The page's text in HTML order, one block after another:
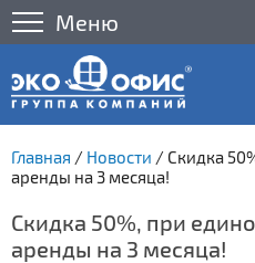
Меню
Главная / Новости / Скидка
аренды на 3 месяца!
Скидка 50%, при
аренды на 3 месяца!